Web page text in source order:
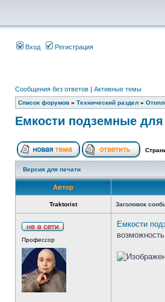
Вход Регистрация
Сообщения без ответов | Активные темы
Список форумов » Технический раздел »
Емкости подземные для
Версия для печати
Автор
Traktorist Заголовок
Профессор
Емкости